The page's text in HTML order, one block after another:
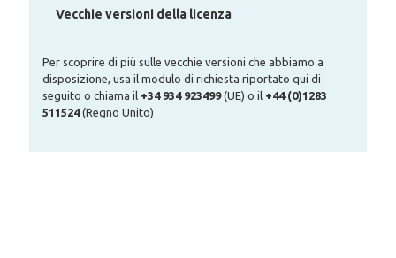
Vecchie versioni della licenza
Per scoprire di più sulle vecchie versioni che abbiamo a
disposizione, usa il modulo di richiesta riportato qui di
seguito o chiama il +34 934 923499(UE) o il +44 (0)1283
511524(Regno Unito)